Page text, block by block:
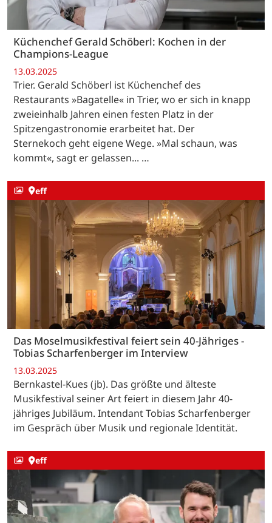
Küchenchef Gerald Schöberl: Kochen in der
Champions-League
13.03.2025
Trier. Gerald Schöberl ist Küchenchef des
Restaurants »Bagatelle« in Trier, wo er sich in knapp
zweieinhalb Jahren einen festen Platz in der
Spitzengastronomie erarbeitet hat. Der
Sternekoch geht eigene Wege. »Mal schaun, was
kommt«, sagt er gelassen... …
eff
Das Moselmusikfestival feiert sein 40-Jähriges -
Tobias Scharfenberger im Interview
13.03.2025
Bernkastel-Kues (jb). Das größte und älteste
Musikfestival seiner Art feiert in diesem Jahr 40-
jähriges Jubiläum. Intendant Tobias Scharfenberger
im Gespräch über Musik und regionale Identität.
eff